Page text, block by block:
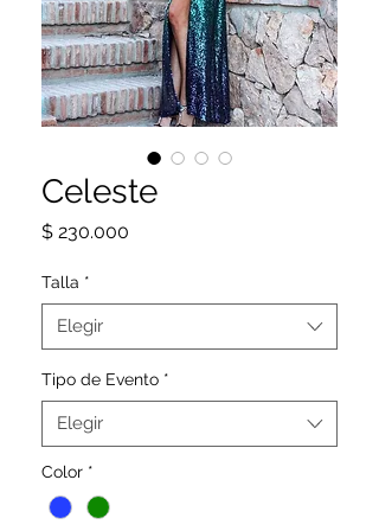
Celeste
$ 230.000
Talla *
Elegir
Tipo de Evento *
Elegir
Color *